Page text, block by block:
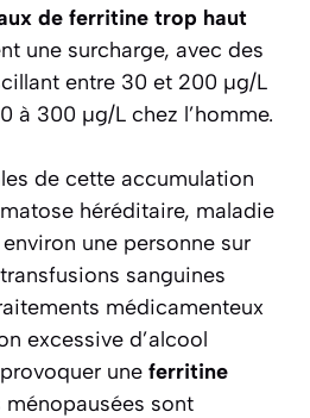
de ferritine trop haut
une surcharge, avec des
entre 30 et 200 µg/L
à 300 µg/L chez l’homme.
de cette accumulation
héréditaire, maladie
une personne sur
sanguines
médicamenteux
excessive d’alcool
une ferritine
ménopausées sont